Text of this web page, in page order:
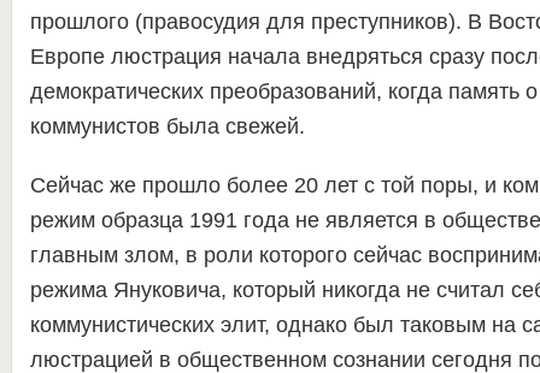
прошлого (правосудия для преступников). В
Европе люстрация начала внедряться сразу
демократических преобразований, когда память
коммунистов была свежей.
Сейчас же прошло более 20 лет с той поры, и
режим образца 1991 года не является в
главным злом, в роли которого сейчас
режима Януковича, который никогда не считал
коммунистических элит, однако был таковым на
люстрацией в общественном сознании сегодня